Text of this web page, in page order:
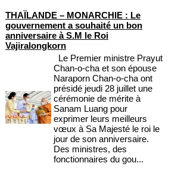
THAÏLANDE – MONARCHIE : Le
gouvernement a souhaité un bon
anniversaire à S.M le Roi
Vajiralongkorn
Le Premier ministre Prayut
Chan-o-cha et son épouse
Naraporn Chan-o-cha ont
présidé jeudi 28 juillet une
cérémonie de mérite à
Sanam Luang pour
exprimer leurs meilleurs
vœux à Sa Majesté le roi le
jour de son anniversaire.
Des ministres, des
fonctionnaires du gou...